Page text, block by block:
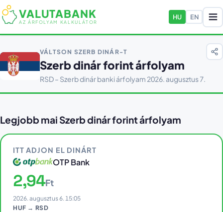
VALUTABANK
AZ ÁRFOLYAM KALKULÁTOR
HU EN
VÁLTSON SZERB DINÁR-T
Szerb dinár forint árfolyam
RSD – Szerb dinár banki árfolyam 2026. augusztus 7.
Legjobb mai Szerb dinár forint árfolyam
ITT ADJON EL DINÁRT
OTP Bank
2,94Ft
2026. augusztus 6. 15:05
HUF → RSD